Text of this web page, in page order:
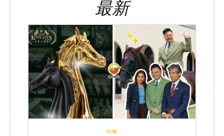
最新
时事